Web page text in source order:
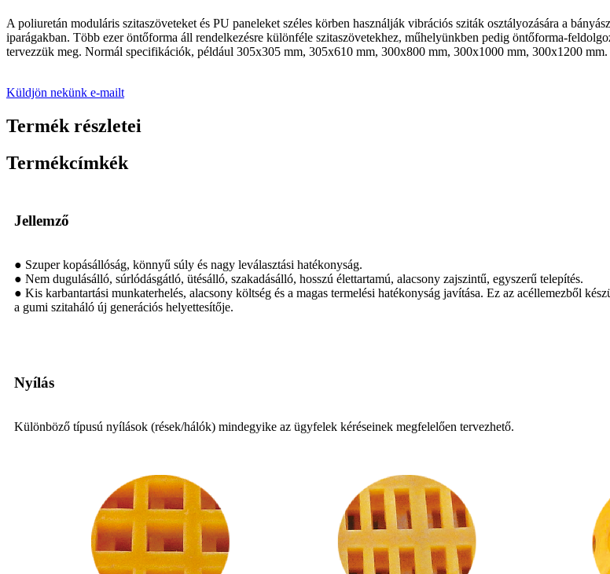
A poliuretán moduláris szitaszöveteket és PU paneleket széles körben használják vibrációs sziták osztályozására a
iparágakban. Több ezer öntőforma áll rendelkezésre különféle szitaszövetekhez, műhelyünkben pedig öntőforma-
tervezzük meg. Normál specifikációk, például 305x305 mm, 305x610 mm, 300x800 mm, 300x1000 mm, 300x1200 mm.
Küldjön nekünk e-mailt
Termék részletei
Termékcímkék
Jellemző
● Szuper kopásállóság, könnyű súly és nagy leválasztási hatékonyság.
● Nem dugulásálló, súrlódásgátló, ütésálló, szakadásálló, hosszú élettartamú, alacsony zajszintű, egyszerű telepítés.
● Kis karbantartási munkaterhelés, alacsony költség és a magas termelési hatékonyság javítása. Ez az acéllemezből
a gumi szitaháló új generációs helyettesítője.
Nyílás
Különböző típusú nyílások (rések/hálók) mindegyike az ügyfelek kéréseinek megfelelően tervezhető.